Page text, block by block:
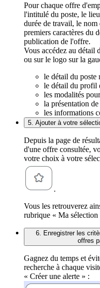
Pour chaque offre
l'intitulé du poste, le
durée de travail, le nom
premiers caractères du
publication de l'offre.
Vous accédez au détail
ou sur le logo sur la
le détail du poste
le détail du profil
les modalités
la présentation
les informations
5. Ajouter à votre
Depuis la page de
d'une offre consultée,
votre choix à votre
.
Vous les retrouverez
rubrique « Ma sélection
6. Enregistrer les
offres
Gagnez du temps et
recherche à chaque
« Créer une alerte » :